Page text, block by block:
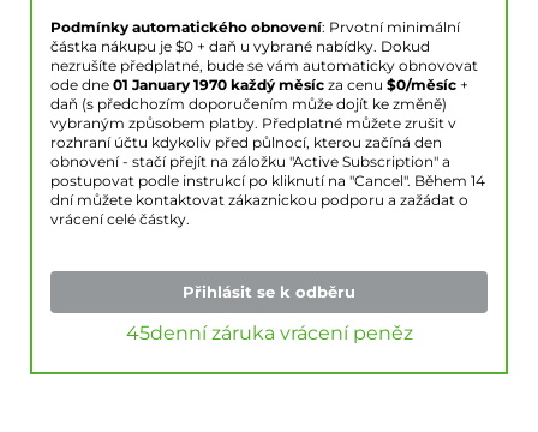
Podmínky automatického obnovení: Prvotní minimální
částka nákupu je $0 + daň u vybrané nabídky. Dokud
nezrušíte předplatné, bude se vám automaticky obnovovat
ode dne 01 January 1970 každý měsíc za cenu $0/měsíc +
daň (s předchozím doporučením může dojít ke změně)
vybraným způsobem platby. Předplatné můžete zrušit v
rozhraní účtu kdykoliv před půlnocí, kterou začíná den
obnovení - stačí přejít na záložku "Active Subscription" a
postupovat podle instrukcí po kliknutí na "Cancel". Během 14
dní můžete kontaktovat zákaznickou podporu a zažádat o
vrácení celé částky.
Přihlásit se k odběru
45denní záruka vrácení peněz